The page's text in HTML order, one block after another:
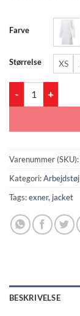
Farve
Størrelse XS
Varenummer (SKU):
Kategori:Arbejdstøj
Tags:exner, jacket
BESKRIVELSE